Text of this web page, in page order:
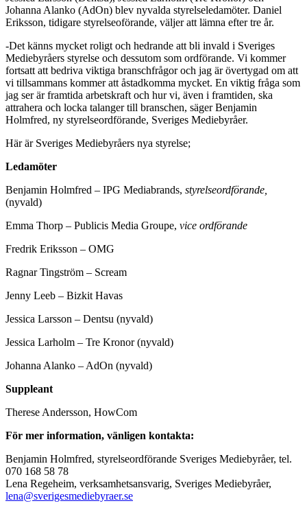
Johanna Alanko (AdOn) blev nyvalda styrelseledamöter. Daniel
Eriksson, tidigare styrelseoförande, väljer att lämna efter tre år.
-Det känns mycket roligt och hedrande att bli invald i Sveriges
Mediebyråers styrelse och dessutom som ordförande. Vi kommer
fortsatt att bedriva viktiga branschfrågor och jag är övertygad om att
vi tillsammans kommer att åstadkomma mycket. En viktig fråga som
jag ser är framtida arbetskraft och hur vi, även i framtiden, ska
attrahera och locka talanger till branschen, säger Benjamin
Holmfred, ny styrelseordförande, Sveriges Mediebyråer.
Här är Sveriges Mediebyråers nya styrelse;
Ledamöter
Benjamin Holmfred – IPG Mediabrands, styrelseordförande,
(nyvald)
Emma Thorp – Publicis Media Groupe, vice ordförande
Fredrik Eriksson – OMG
Ragnar Tingström – Scream
Jenny Leeb – Bizkit Havas
Jessica Larsson – Dentsu (nyvald)
Jessica Larholm – Tre Kronor (nyvald)
Johanna Alanko – AdOn (nyvald)
Suppleant
Therese Andersson, HowCom
För mer information, vänligen kontakta:
Benjamin Holmfred, styrelseordförande Sveriges Mediebyråer, tel.
070 168 58 78
Lena Regeheim, verksamhetsansvarig, Sveriges Mediebyråer,
lena@sverigesmediebyraer.se